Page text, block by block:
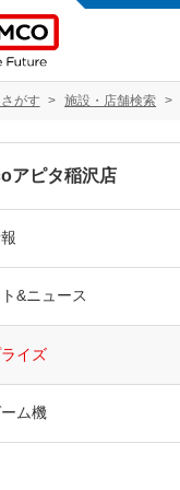
がす 施設・店舗検索
アピタ稲沢店
&ニュース
イズ
ム機